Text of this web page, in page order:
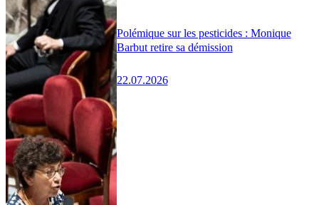
Polémique sur les pesticides : Monique
Barbut retire sa démission
22.07.2026